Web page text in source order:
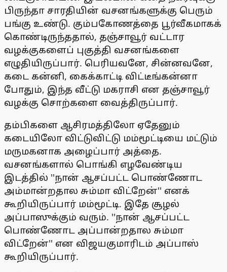
பிருந்தா சாரதியின் வசனங்களுக்கு பெரும்
பங்கு உண்டு. கும்பகோணத்தை பூர்வீகமாகக்
கொண்டிருந்ததால், தஞ்சாவூர் வட்டார
வழக்குகளைப் புகுத்தி வசனங்களை
எழுதியிருப்பார். பெரியவனே, சின்னவனே,
கடை கன்னி, கைக்காட்டி விட்டீங்கன்னா
போதும், இந்த வீட்டு மகராசி என தஞ்சாவூர்
வழக்கு சொற்களை வைத்திருப்பார்.
தம்பிகளை ஆசிரமத்திலோ ஏதேனும்
கடையிலோ விட்டுவிட்டு மம்மூட்டியை மட்டும்
மருமகனாக அழைப்பார் அத்தை.
வசனங்களால் பொங்கி எழவேண்டிய
இடத்தில் ''நான் ஆசப்பட்ட பொண்ணோட
அம்மான்றதால சும்மா விட்றேன்'' எனக்
கூறியிருப்பார் மம்மூட்டி. இதே சூழல்
அப்பாஸுக்கும் வரும். ''நான் ஆசப்பட்ட
பொண்ணோட அப்பான்றதால சும்மா
விட்றேன்'' என விஜயகுமாரிடம் அப்பாஸ்
கூறியிருப்பார்.